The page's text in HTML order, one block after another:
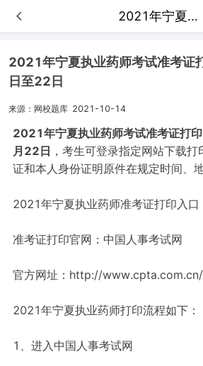
2021年宁夏...
2021年宁夏执业药师考试准考证
日至22日
来源：网校题库 2021-10-14
2021年宁夏执业药师考试准考证打
月22日 ，考生可登录指定网站下载
证和本人身份证明原件在规定时间、
2021年宁夏执业药师准考证打印入口
准考证打印官网：中国人事考试网
官方网址：http://
2021年宁夏执业药师打印流程如下：
1、进入中国人事考试网